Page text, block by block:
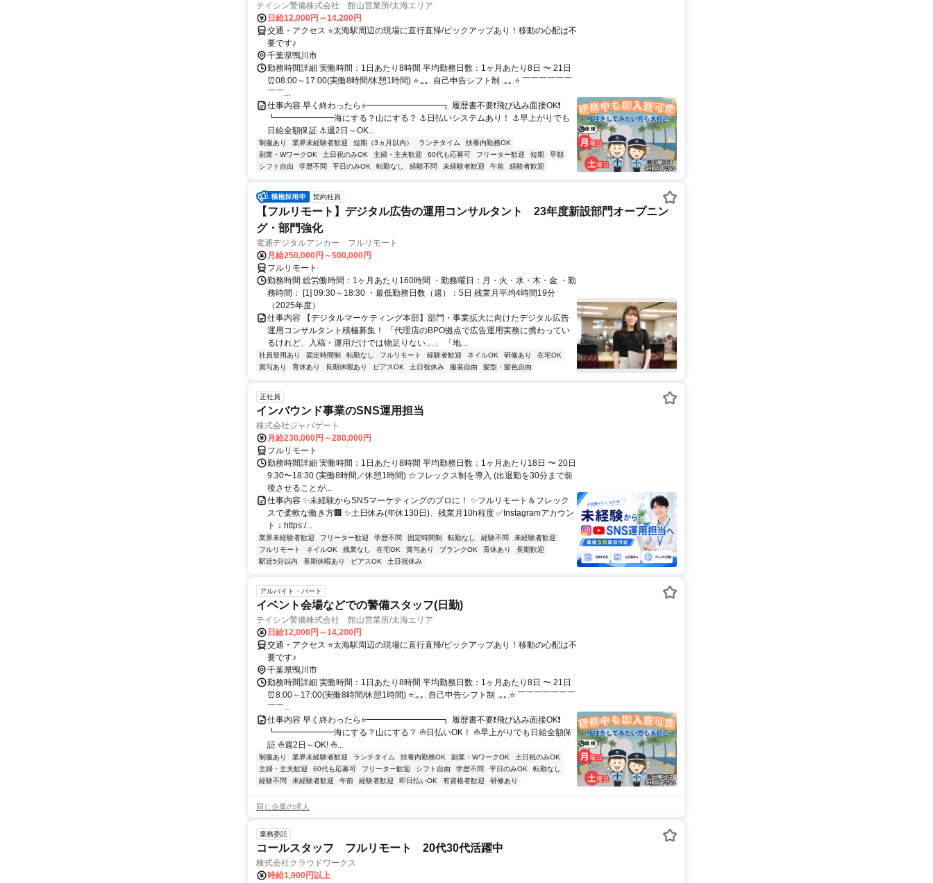
テイシン警備株式会社 館山営業所/太海エリア
日給12,000円～14,200円
交通・アクセス ⭐太海駅周辺の現場に直行直帰/ピックアップあり！移動の心配は不
要です♪
千葉県鴨川市
勤務時間詳細 実働時間：1日あたり8時間 平均勤務日数：1ヶ月あたり8日 〜 21日
⏰08:00～17:00(実働8時間/休憩1時間) ⭐.｡｡. 自己申告シフト制 .｡｡.⭐ ￣￣￣￣￣￣
￣￣...
仕事内容 早く終わったら⭐━━━━━━━━━┓ 履歴書不要❗飛び込み面接OK❗
┗━━━━━━━海にする？山にする？ ⚓日払いシステムあり！ ⚓早上がりでも
日給全額保証 ⚓週2日～OK...
制服あり 業界未経験者歓迎 短期（3ヵ月以内） ランチタイム
扶養内勤務OK
副業・WワークOK
土日祝のみOK 主婦・主夫歓迎 60代も応募可 フリーター歓迎 短期
早朝
シフト自由
学歴不問 平日のみOK 転勤なし 経験不問 未経験者歓迎 午前 経験者歓迎
契約社員
【フルリモート】デジタル広告の運用コンサルタント 23年度新設部門オープニン
グ・部門強化
電通デジタルアンカー フルリモート
月給250,000円～500,000円
フルリモート
勤務時間 総労働時間：1ヶ月あたり160時間 ・勤務曜日：月・火・水・木・金 ・勤
務時間： [1] 09:30～18:30 ・最低勤務日数（週）：5日 残業月平均4時間19分
（2025年度）
仕事内容 【デジタルマーケティング本部】部門・事業拡大に向けたデジタル広告
運用コンサルタント積極募集！ 「代理店のBPO拠点で広告運用実務に携わってい
るけれど、入稿・運用だけでは物足りない…」 「地...
社員登用あり 固定時間制 転勤なし フルリモート 経験者歓迎 ネイルOK 研修あり
在宅OK
賞与あり
育休あり 長期休暇あり ピアスOK 土日祝休み 服装自由 髪型・髪色自由
正社員
インバウンド事業のSNS運用担当
株式会社ジャパゲート
月給230,000円～280,000円
フルリモート
勤務時間詳細 実働時間：1日あたり8時間 平均勤務日数：1ヶ月あたり18日 〜 20日
9:30〜18:30 (実働8時間／休憩1時間) ☆フレックス制を導入 (出退勤を30分まで前
後させることが...
仕事内容 ✨未経験からSNSマーケティングのプロに！ ✨フルリモート＆フレック
スで柔軟な働き方🏢 ✨土日休み(年休130日)、残業月10h程度 ✅Instagramアカウン
ト ↓ https:/...
業界未経験者歓迎 フリーター歓迎 学歴不問 固定時間制 転勤なし 経験不問
未経験者歓迎
フルリモート
ネイルOK 残業なし 在宅OK 賞与あり ブランクOK 育休あり
長期歓迎
駅近5分以内
長期休暇あり ピアスOK 土日祝休み
アルバイト・パート
イベント会場などでの警備スタッフ(日勤)
テイシン警備株式会社 館山営業所/太海エリア
日給12,000円～14,200円
交通・アクセス ⭐太海駅周辺の現場に直行直帰/ピックアップあり！移動の心配は不
要です♪
千葉県鴨川市
勤務時間詳細 実働時間：1日あたり8時間 平均勤務日数：1ヶ月あたり8日 〜 21日
⏰8:00～17:00(実働8時間/休憩1時間) ⭐.｡｡. 自己申告シフト制 .｡｡.⭐ ￣￣￣￣￣￣￣
￣￣...
仕事内容 早く終わったら⭐━━━━━━━━━┓ 履歴書不要❗飛び込み面接OK❗
┗━━━━━━━海にする？山にする？ ⛵日払いOK！ ⛵早上がりでも日給全額保
証 ⛵週2日～OK! ⛵...
制服あり 業界未経験者歓迎 ランチタイム 扶養内勤務OK 副業・WワークOK
土日祝のみOK
主婦・主夫歓迎
60代も応募可 フリーター歓迎 シフト自由 学歴不問 平日のみOK
転勤なし
経験不問
未経験者歓迎 午前 経験者歓迎 即日払いOK 有資格者歓迎 研修あり
同じ企業の求人
業務委託
コールスタッフ フルリモート 20代30代活躍中
株式会社クラウドワークス
時給1,900円以上